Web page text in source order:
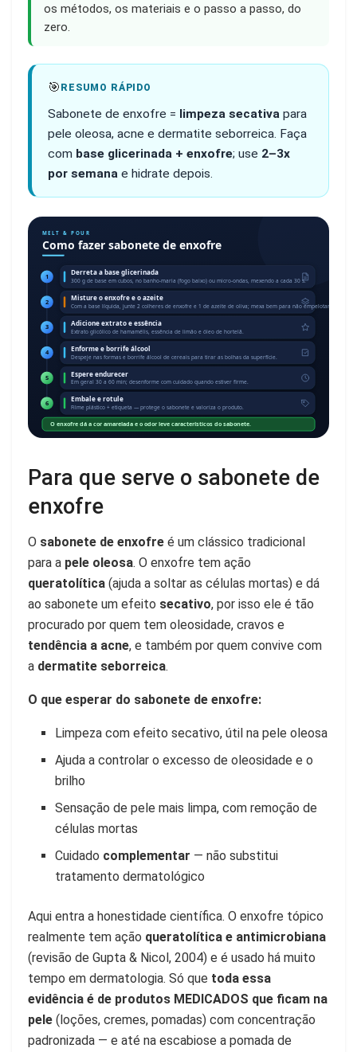
os métodos, os materiais e o passo a passo, do
zero.
🎯 RESUMO RÁPIDO
Sabonete de enxofre = limpeza secativa para
pele oleosa, acne e dermatite seborreica. Faça
com base glicerinada + enxofre; use 2–3x
por semana e hidrate depois.
MELT & POUR
Como fazer sabonete de enxofre
1 Derreta a base glicerinada
300 g de base em cubos, no banho-maria (fogo baixo) ou micro-ondas, mexendo a cada 30 s.
2 Misture o enxofre e o azeite
Com a base líquida, junte 2 colheres de enxofre e 1 de azeite de oliva; mexa bem para não empelotar.
3 Adicione extrato e essência
Extrato glicólico de hamamélis, essência de limão e óleo de hortelã.
4 Enforme e borrife álcool
Despeje nas formas e borrife álcool de cereais para tirar as bolhas da superfície.
5 Espere endurecer
Em geral 30 a 60 min; desenforme com cuidado quando estiver firme.
6 Embale e rotule
Filme plástico + etiqueta — protege o sabonete e valoriza o produto.
O enxofre dá a cor amarelada e o odor leve característicos do sabonete.
Para que serve o sabonete de
enxofre
O sabonete de enxofre é um clássico tradicional
para a pele oleosa. O enxofre tem ação
queratolítica (ajuda a soltar as células mortas) e dá
ao sabonete um efeito secativo, por isso ele é tão
procurado por quem tem oleosidade, cravos e
tendência a acne, e também por quem convive com
a dermatite seborreica.
O que esperar do sabonete de enxofre:
Limpeza com efeito secativo, útil na pele oleosa
Ajuda a controlar o excesso de oleosidade e o
brilho
Sensação de pele mais limpa, com remoção de
células mortas
Cuidado complementar — não substitui
tratamento dermatológico
Aqui entra a honestidade científica. O enxofre tópico
realmente tem ação queratolítica e antimicrobiana
(revisão de Gupta & Nicol, 2004) e é usado há muito
tempo em dermatologia. Só que toda essa
evidência é de produtos MEDICADOS que ficam na
pele (loções, cremes, pomadas) com concentração
padronizada — e até na escabiose a pomada de